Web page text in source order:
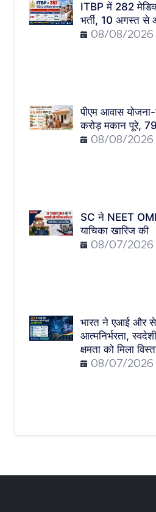
ITBP में 282
भर्ती, 10 अगस्त से
08/08/2026
पीएम आवास
करोड़ मकान पूरे, 79
08/08/2026
SC ने NEET
याचिका खारिज की
08/07/2026
भारत ने एआई और
आत्मनिर्भरता,
क्षमता को मिला
08/07/2026